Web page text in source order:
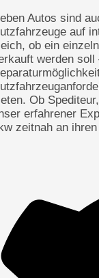
Autos sind
auf
ob ein
werden soll
Ob
erfahrener
zeitnah an